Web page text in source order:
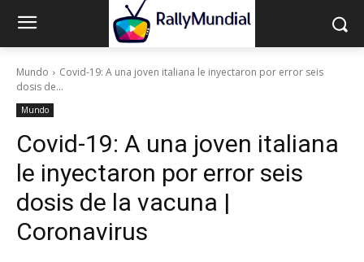
Mundo
Covid-19: A una joven italiana le inyectaron por error seis
dosis de...
Mundo
Covid-19: A una joven italiana
le inyectaron por error seis
dosis de la vacuna |
Coronavirus